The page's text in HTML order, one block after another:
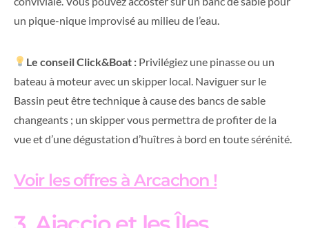
un pique-nique improvisé au milieu de l’eau.
Le conseil Click&Boat : Privilégiez une pinasse ou un
bateau à moteur avec un skipper local. Naviguer sur le
Bassin peut être technique à cause des bancs de sable
changeants ; un skipper vous permettra de profiter de la
vue et d’une dégustation d’huîtres à bord en toute sérénité.
Voir les offres à Arcachon !